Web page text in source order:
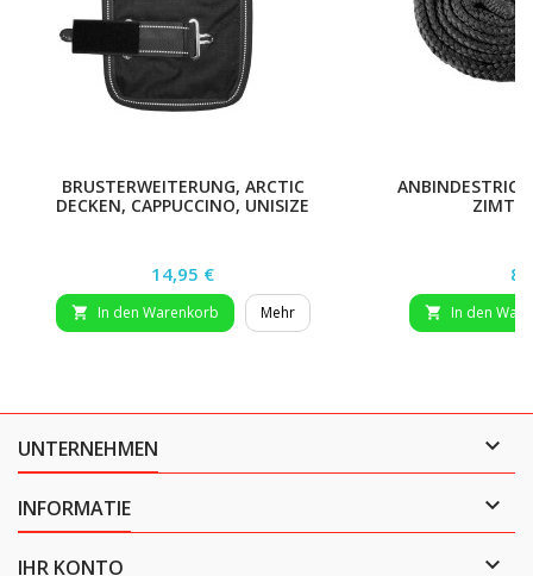
BRUSTERWEITERUNG, ARCTIC
DECKEN, CAPPUCCINO, UNISIZE
Preis
14,95 €
 In den Warenkorb Mehr
ZIMT/
 In den
UNTERNEHMEN 
INFORMATIE 
IHR KONTO 